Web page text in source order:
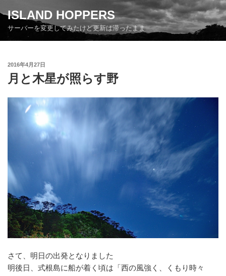
ン
ン
ISLAND HOPPERS
サーバーを変更してみたけど更新は滞ったまま
投
稿
日:
2016年4月27日
月と木星が照らす野
さて、明日の出発となりました
明後日、式根島に船が着く頃は「西の風強く、くもり時々